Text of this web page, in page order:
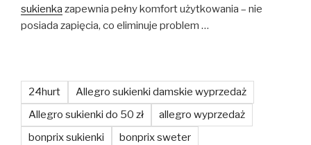
sukienka zapewnia pełny komfort użytkowania – nie
posiada zapięcia, co eliminuje problem …
24hurt
Allegro sukienki damskie wyprzedaż
Allegro sukienki do 50 zł
allegro wyprzedaż
bonprix sukienki
bonprix sweter